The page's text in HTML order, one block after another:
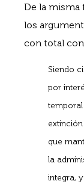
De la misma
los
con total
Siendo
por
que
la
integra,